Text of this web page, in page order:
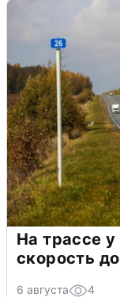
На трассе у
скорость
6 августа 4